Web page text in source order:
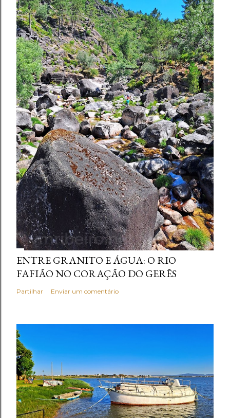
ENTRE GRANITO E ÁGUA: O RIO
FAFIÃO NO CORAÇÃO DO GERÊS
Partilhar Enviar um comentário